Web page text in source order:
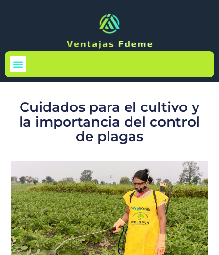
Cuidados para el cultivo y
la importancia del control
de plagas